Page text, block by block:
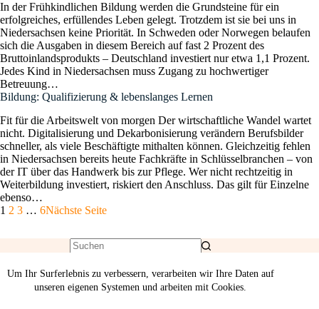
Um Ihr Surferlebnis zu verbessern, verarbeiten wir Ihre Daten auf
unseren eigenen Systemen und arbeiten mit Cookies.
In der Frühkindlichen Bildung werden die Grundsteine für ein
erfolgreiches, erfüllendes Leben gelegt. Trotzdem ist sie bei uns in
Niedersachsen keine Priorität. In Schweden oder Norwegen belaufen
sich die Ausgaben in diesem Bereich auf fast 2 Prozent des
Bruttoinlandsprodukts – Deutschland investiert nur etwa 1,1 Prozent.
Jedes Kind in Niedersachsen muss Zugang zu hochwertiger
Betreuung…
Bildung: Qualifizierung & lebenslanges Lernen
Fit für die Arbeitswelt von morgen Der wirtschaftliche Wandel wartet
nicht. Digitalisierung und Dekarbonisierung verändern Berufsbilder
schneller, als viele Beschäftigte mithalten können. Gleichzeitig fehlen
in Niedersachsen bereits heute Fachkräfte in Schlüsselbranchen – von
der IT über das Handwerk bis zur Pflege. Wer nicht rechtzeitig in
Weiterbildung investiert, riskiert den Anschluss. Das gilt für Einzelne
ebenso…
1 2 3 … 6Nächste Seite